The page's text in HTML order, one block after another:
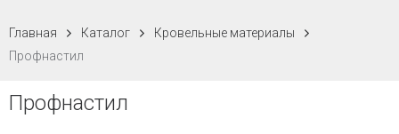
Главная Каталог
Кровельные материалы
Профнастил
Профнастил